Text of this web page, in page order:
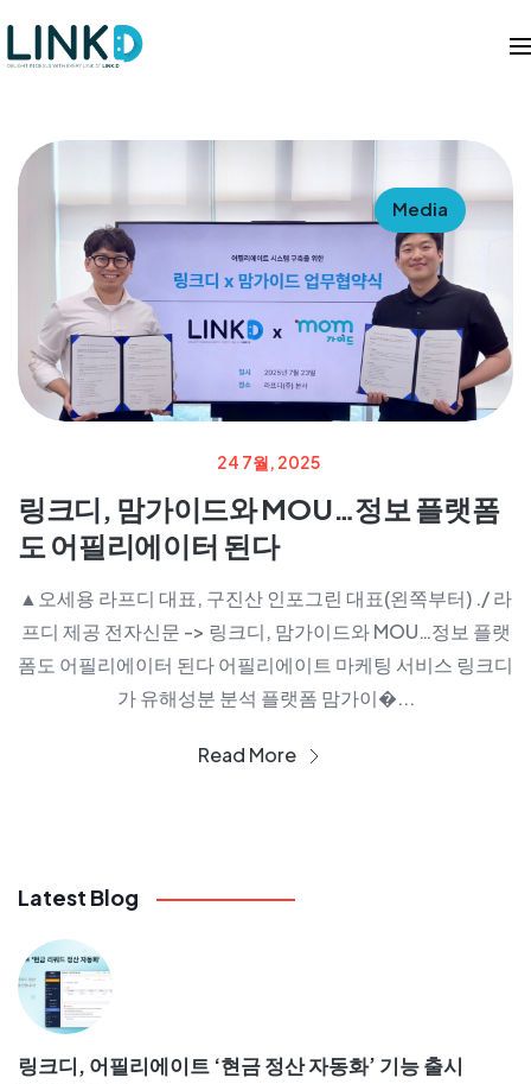
Media
24 7월, 2025
링크디, 맘가이드와 MOU…정보 플랫폼
도 어필리에이터 된다
▲오세용 라프디 대표, 구진산 인포그린 대표(왼쪽부터) ./ 라
프디 제공 전자신문 -> 링크디, 맘가이드와 MOU…정보 플랫
폼도 어필리에이터 된다 어필리에이트 마케팅 서비스 링크디
가 유해성분 분석 플랫폼 맘가이�...
Read More
Latest Blog
링크디, 어필리에이트 ‘현금 정산 자동화’ 기능 출시